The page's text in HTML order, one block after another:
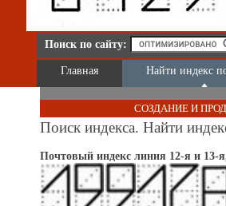
Поиск по сайту:
Главная Найти индекс
СОЗДАНИЕ И
Поиск индекса. Найти
Почтовый индекс линия 12-я и 13-